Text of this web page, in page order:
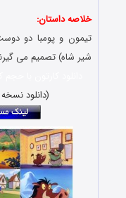
خلاصه داستان:
تیمون و پومبا دو
شیر شاه) تصمیم می
(دانلود نسخه DVDRip با حجم 479 مگابایت)